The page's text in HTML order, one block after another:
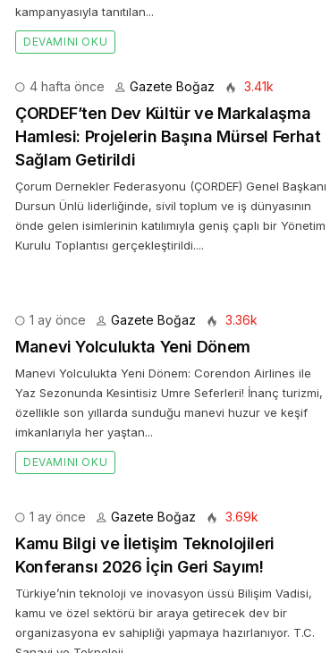
kampanyasıyla tanıtılan...
DEVAMINI OKU
4 hafta önce Gazete Boğaz 3.41k
ÇORDEF’ten Dev Kültür ve Markalaşma
Hamlesi: Projelerin Başına Mürsel Ferhat
Sağlam Getirildi
Çorum Dernekler Federasyonu (ÇORDEF) Genel Başkanı
Dursun Ünlü liderliğinde, sivil toplum ve iş dünyasının
önde gelen isimlerinin katılımıyla geniş çaplı bir Yönetim
Kurulu Toplantısı gerçekleştirildi....
1 ay önce Gazete Boğaz 3.36k
Manevi Yolculukta Yeni Dönem
Manevi Yolculukta Yeni Dönem: Corendon Airlines ile
Yaz Sezonunda Kesintisiz Umre Seferleri! İnanç turizmi,
özellikle son yıllarda sunduğu manevi huzur ve keşif
imkanlarıyla her yaştan...
DEVAMINI OKU
1 ay önce Gazete Boğaz 3.69k
Kamu Bilgi ve İletişim Teknolojileri
Konferansı 2026 İçin Geri Sayım!
Türkiye’nin teknoloji ve inovasyon üssü Bilişim Vadisi,
kamu ve özel sektörü bir araya getirecek dev bir
organizasyona ev sahipliği yapmaya hazırlanıyor. T.C.